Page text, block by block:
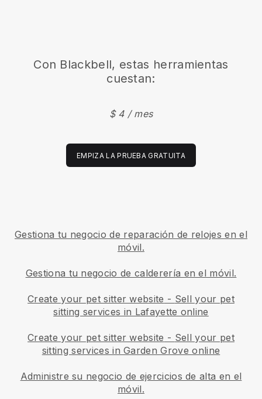
Con Blackbell, estas herramientas
cuestan:
$ 4 / mes
EMPIZA LA PRUEBA GRATUITA
Gestiona tu negocio de reparación de relojes en el
móvil.
Gestiona tu negocio de calderería en el móvil.
Create your pet sitter website - Sell your pet
sitting services in Lafayette online
Create your pet sitter website - Sell your pet
sitting services in Garden Grove online
Administre su negocio de ejercicios de alta en el
móvil.